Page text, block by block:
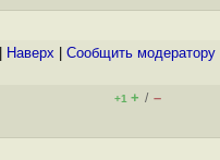
Наверх Cообщить модератору
+1 + / –